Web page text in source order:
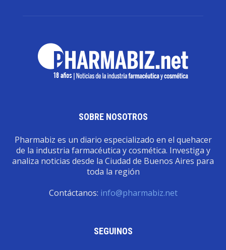
SOBRE NOSOTROS
Pharmabiz es un diario especializado en el quehacer
de la industria farmacéutica y cosmética. Investiga y
analiza noticias desde la Ciudad de Buenos Aires para
toda la región
Contáctanos: info@pharmabiz.net
SEGUINOS